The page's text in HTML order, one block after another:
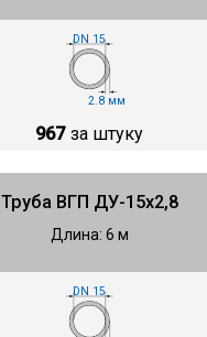
DN 15
2.8 мм
967 за штуку
Труба ВГП ДУ-15х2,8
Длина: 6 м
DN 15